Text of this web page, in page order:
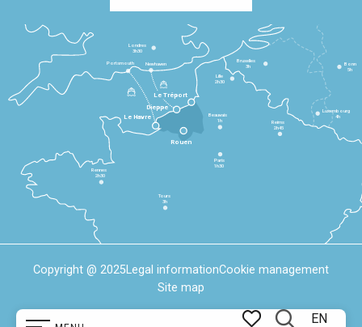
EN
Le Havre
Dieppe
Le Tréport
Rennes
2h30
Tours
3h
Paris
1h30
Beauvais
1h
Reims
2h45
Lille
2h30
Bruxelles
3h
Londres
3h30
Newhaven
Portsmouth
Bonn
5h
Luxembourg
4h
Rouen
Copyright @ 2025Legal informationCookie management
Site map